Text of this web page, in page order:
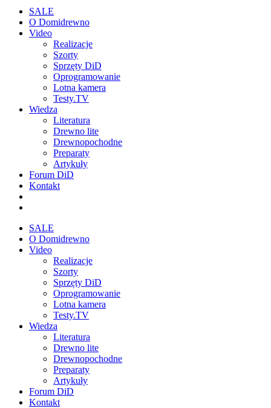
SALE
O Domidrewno
Video
Realizacje
Szorty
Sprzęty DiD
Oprogramowanie
Lotna kamera
Testy.TV
Wiedza
Literatura
Drewno lite
Drewnopochodne
Preparaty
Artykuły
Forum DiD
Kontakt
SALE
O Domidrewno
Video
Realizacje
Szorty
Sprzęty DiD
Oprogramowanie
Lotna kamera
Testy.TV
Wiedza
Literatura
Drewno lite
Drewnopochodne
Preparaty
Artykuły
Forum DiD
Kontakt